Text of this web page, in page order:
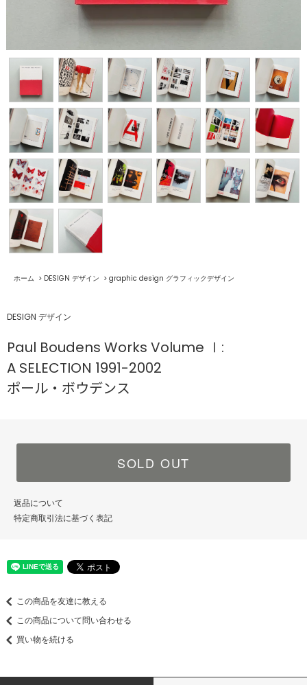
ホーム > DESIGN デザイン > graphic design グラフィックデザイン
DESIGN デザイン
Paul Boudens Works Volume Ⅰ:
A SELECTION 1991-2002
ポール・ボウデンス
SOLD OUT
返品について
特定商取引法に基づく表記
この商品を友達に教える
この商品について問い合わせる
買い物を続ける